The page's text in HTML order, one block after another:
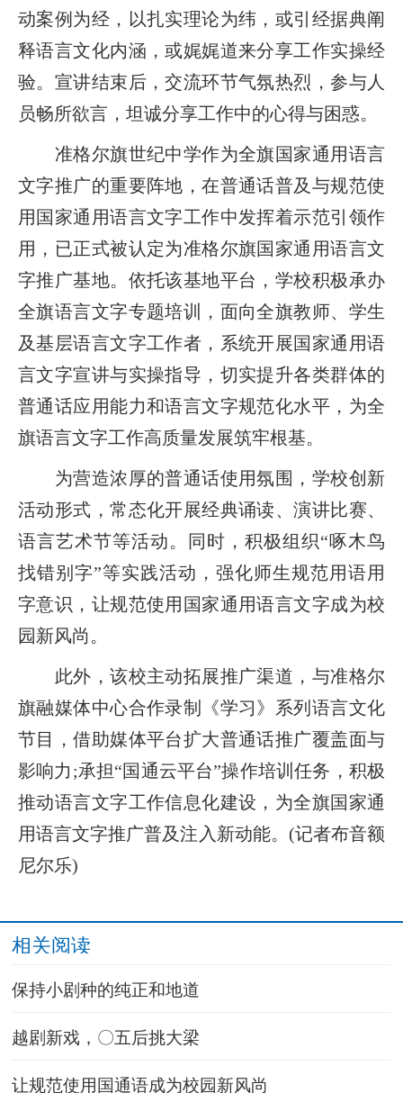
动案例为经，以扎实理论为纬，或引经据典阐
释语言文化内涵，或娓娓道来分享工作实操经
验。宣讲结束后，交流环节气氛热烈，参与人
员畅所欲言，坦诚分享工作中的心得与困惑。
准格尔旗世纪中学作为全旗国家通用语言
文字推广的重要阵地，在普通话普及与规范使
用国家通用语言文字工作中发挥着示范引领作
用，已正式被认定为准格尔旗国家通用语言文
字推广基地。依托该基地平台，学校积极承办
全旗语言文字专题培训，面向全旗教师、学生
及基层语言文字工作者，系统开展国家通用语
言文字宣讲与实操指导，切实提升各类群体的
普通话应用能力和语言文字规范化水平，为全
旗语言文字工作高质量发展筑牢根基。
为营造浓厚的普通话使用氛围，学校创新
活动形式，常态化开展经典诵读、演讲比赛、
语言艺术节等活动。同时，积极组织“啄木鸟
找错别字”等实践活动，强化师生规范用语用
字意识，让规范使用国家通用语言文字成为校
园新风尚。
此外，该校主动拓展推广渠道，与准格尔
旗融媒体中心合作录制《学习》系列语言文化
节目，借助媒体平台扩大普通话推广覆盖面与
影响力;承担“国通云平台”操作培训任务，积极
推动语言文字工作信息化建设，为全旗国家通
用语言文字推广普及注入新动能。(记者布音额
尼尔乐)
相关阅读
保持小剧种的纯正和地道
越剧新戏，〇五后挑大梁
让规范使用国通语成为校园新风尚